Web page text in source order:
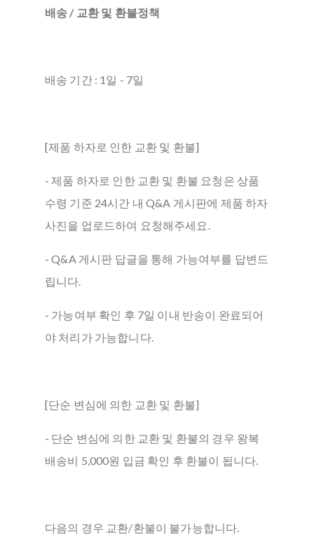
배송 / 교환 및 환불정책
배송 기간 : 1일 - 7일
[제품 하자로 인한 교환 및 환불]
- 제품 하자로 인한 교환 및 환불 요청은 상품
수령 기준 24시간 내 Q&A 게시판에 제품 하자
사진을 업로드하여 요청해주세요.
- Q&A 게시판 답글을 통해 가능여부를 답변드
립니다.
- 가능여부 확인 후 7일 이내 반송이 완료되어
야 처리가 가능합니다.
[단순 변심에 의한 교환 및 환불]
- 단순 변심에 의한 교환 및 환불의 경우 왕복
배송비 5,000원 입금 확인 후 환불이 됩니다.
다음의 경우 교환/환불이 불가능합니다.